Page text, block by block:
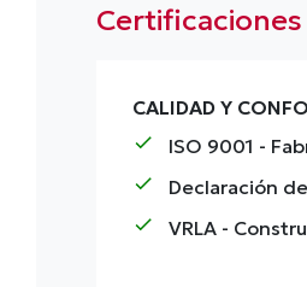
CALIDAD Y
check ISO 9001 -
check Declaración
check VRLA -